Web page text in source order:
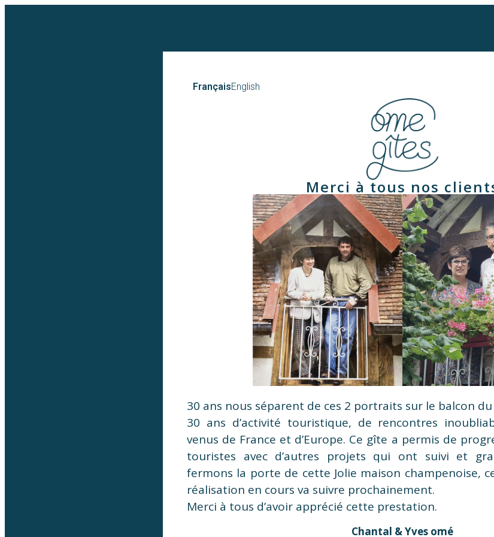
FrançaisEnglish
Merci à tous nos
30 ans nous séparent de ces 2 portraits sur le balcon
30 ans d’activité touristique, de rencontres
venus de France et d’Europe. Ce gîte a permis de
touristes avec d’autres projets qui ont suivi et
fermons la porte de cette Jolie maison champenoise,
réalisation en cours va suivre prochainement.
Merci à tous d’avoir apprécié cette prestation.
Chantal & Yves omé